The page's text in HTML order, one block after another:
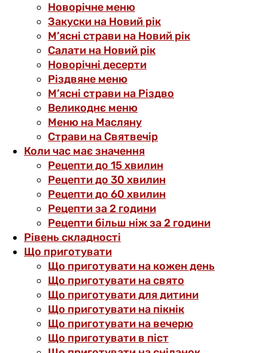
Новорічне меню
Закуски на Новий рік
М’ясні страви на Новий рік
Салати на Новий рік
Новорічні десерти
Різдвяне меню
М’ясні страви на Різдво
Великоднє меню
Меню на Масляну
Страви на Святвечір
Коли час має значення
Рецепти до 15 хвилин
Рецепти до 30 хвилин
Рецепти до 60 хвилин
Рецепти за 2 години
Рецепти більш ніж за 2 години
Рівень складності
Що приготувати
Що приготувати на кожен день
Що приготувати на свято
Що приготувати для дитини
Що приготувати на пікнік
Що приготувати на вечерю
Що приготувати в піст